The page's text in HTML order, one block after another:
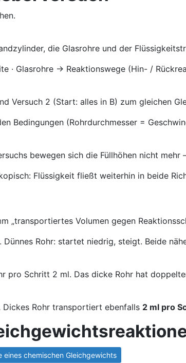
die Glasrohre und der
· Glasrohre → Reaktionswege (Hin- /
Versuch 2 (Start: alles in B) zum gleichen
Bedingungen (Rohrdurchmesser =
bewegen sich die Füllhöhen nicht
Flüssigkeit fließt weiterhin in beide
„transportiertes Volumen gegen
Rohr: startet niedrig, steigt. Beide
pro Schritt 2 ml. Das dicke Rohr hat
Rohr transportiert ebenfalls 2 ml pro
eines chemischen Gleichgewichts